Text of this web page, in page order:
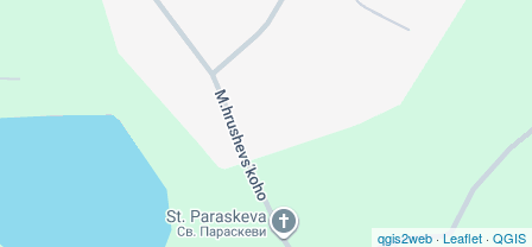
qgis2web · Leaflet · QGIS